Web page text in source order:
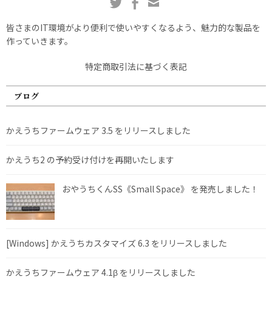
皆さまのIT環境がより便利で使いやすくなるよう、魅力的な製品を
作っていきます。
特定商取引法に基づく表記
ブログ
かえうちファームウェア 3.5 をリリースしました
かえうち2 の予約受け付けを再開いたします
おやうちくんSS《Small Space》 を発売しました！
[Windows] かえうちカスタマイズ 6.3 をリリースしました
かえうちファームウェア 4.1β をリリースしました